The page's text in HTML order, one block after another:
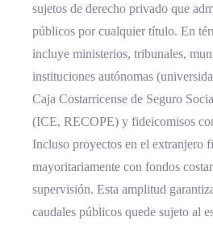
sujetos de derecho privado que
públicos por cualquier título. En
incluye ministerios, tribunales,
instituciones autónomas
Caja Costarricense de Seguro
(ICE, RECOPE) y fideicomisos
Incluso proyectos en el extranjero
mayoritariamente con fondos
supervisión. Esta amplitud
caudales públicos quede sujeto al